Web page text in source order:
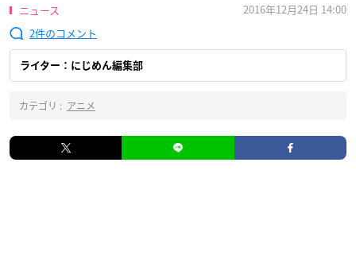
ニュース
2016年12月24日 14:00
2
ライター：にじめん編集部
カテゴリ : アニメ